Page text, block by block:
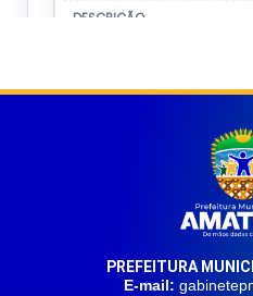
PREFEITURA
E-mail: